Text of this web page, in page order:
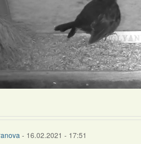
- 16.02.2021 - 17:51